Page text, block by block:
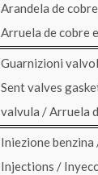
Arandela de
Arruela de cobre
Guarnizioni
Sent valves
valvula / Arruela
Iniezione
Injections /